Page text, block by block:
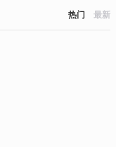
热门 最新